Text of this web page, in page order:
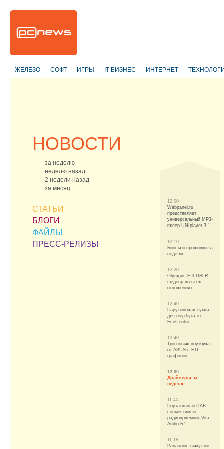
ЖЕЛЕЗО СОФТ ИГРЫ IT-БИЗНЕС ИНТЕРНЕТ
НОВОСТИ
за неделю
неделю назад
2 недели назад
за месяц
СТАТЬИ
БЛОГИ
ФАЙЛЫ
ПРЕСС-РЕЛИЗЫ
12:00
Webpanel.ru
представляет:
универсальный MP3-
плеер UNIplayer 3.1
12:10
Биосы и прошивки за
неделю
12:20
Olympus E-3 DSLR:
шедевр во всех
отношениях
12:40
Парусиновая сумка
для ноутбука от
EcoCentric
13:40
Три новых ноутбука
от ASUS с HD-
графикой
12:00
Драйверы за
неделю
11:40
Портативный DAB-
совместимый
радиоприёмник Vita
Audio R1
11:18
Panasonic выпустит